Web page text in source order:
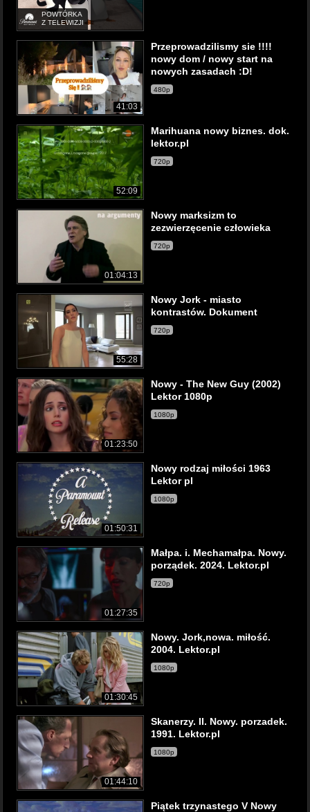
POWTÓRKA
Z TELEWIZJI
41:03
Przeprowadzilismy sie !!!!
nowy dom / nowy start na
nowych zasadach :D!
480p
52:09
Marihuana nowy biznes. dok.
lektor.pl
720p
01:04:13
Nowy marksizm to
zezwierzęcenie człowieka
720p
55:28
Nowy Jork - miasto
kontrastów. Dokument
720p
01:23:50
Nowy - The New Guy (2002)
Lektor 1080p
1080p
01:50:31
Nowy rodzaj miłości 1963
Lektor pl
1080p
01:27:35
Małpa. i. Mechamałpa. Nowy.
porządek. 2024. Lektor.pl
720p
01:30:45
Nowy. Jork,nowa. miłość.
2004. Lektor.pl
1080p
01:44:10
Skanerzy. II. Nowy. porzadek.
1991. Lektor.pl
1080p
Piątek trzynastego V Nowy